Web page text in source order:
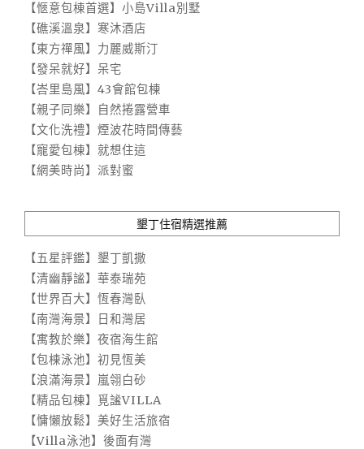
【愜意包棟首選】小島Villa別墅
【礁溪溫泉】寒沐酒店
【東方禪風】力麗威斯汀
【發呆就好】呆宅
【峇里島風】43會館包棟
【親子同樂】自然捲露營車
【文化洗禮】煙波花時間傳藝
【寵愛包棟】就想住這
【網美時尚】派對蜜
墾丁住宿精選推薦
【五星評鑑】墾丁凱撒
【清幽靜謐】華泰瑞苑
【世界百大】恆春灣臥
【南灣海景】日和灣居
【寓教於樂】夜宿海生館
【包棟泳池】初見恆美
【浪滿海景】嵐翎白砂
【精品包棟】覓謐VILLA
【慵懶放鬆】美好生活旅宿
【Villa泳池】後面有灣